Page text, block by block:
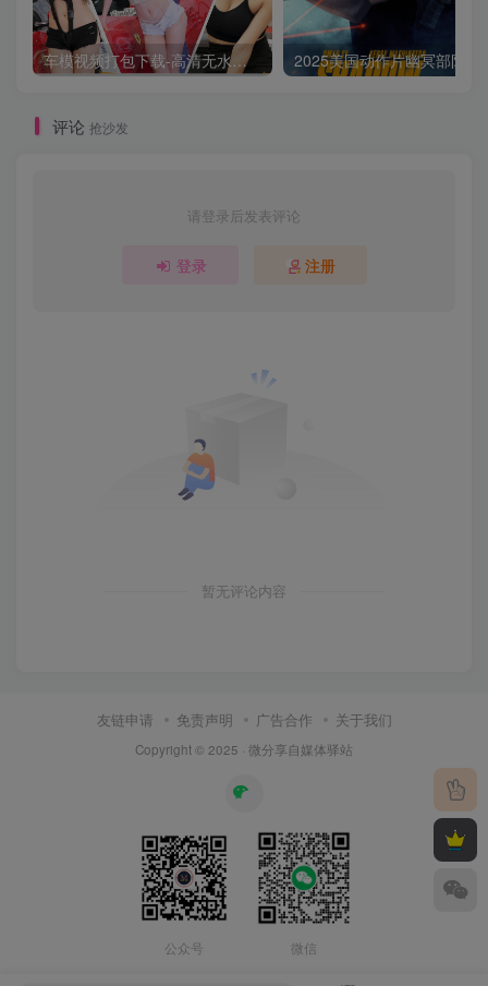
车模视频打包下载-高清无水印版
评论 抢沙发
请登录后发表评论
登录 注册
暂无评论内容
友链申请 免责声明 广告合作 关于我们
Copyright © 2025 · 微分享自媒体驿站
公众号 微信